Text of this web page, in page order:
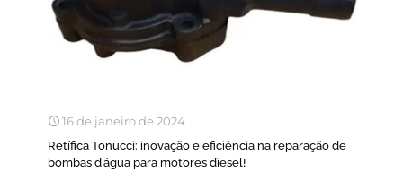
16 de janeiro de 2024
Retífica Tonucci: inovação e eficiência na reparação de
bombas d’água para motores diesel!